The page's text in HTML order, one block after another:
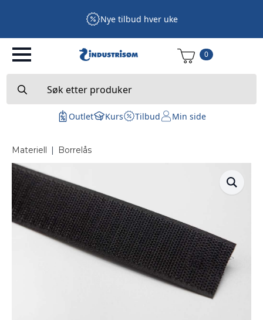
Nye tilbud hver uke
0
for:
Outlet Kurs Tilbud Min side
Materiell | Borrelås